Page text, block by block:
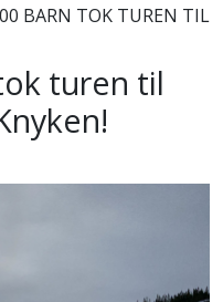
BARN TOK TUREN TIL
turen til